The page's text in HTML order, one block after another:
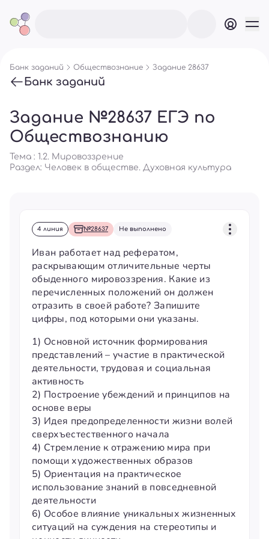
Банк заданий Обществознание Задание 28637
Банк заданий
Задание №28637 ЕГЭ по
Обществознанию
Тема : 1.2. Мировоззрение
Раздел: Человек в обществе. Духовная культура
4 линия №28637 Не выполнено
Иван работает над рефератом,
раскрывающим отличительные черты
обыденного мировоззрения. Какие из
перечисленных положений он должен
отразить в своей работе? Запишите
цифры, под которыми они указаны.
1) Основной источник формирования
представлений – участие в практической
деятельности, трудовая и социальная
активность
2) Построение убеждений и принципов на
основе веры
3) Идея предопределенности жизни волей
сверхъестественного начала
4) Стремление к отражению мира при
помощи художественных образов
5) Ориентация на практическое
использование знаний в повседневной
деятельности
6) Особое влияние уникальных жизненных
ситуаций на суждения на стереотипы и